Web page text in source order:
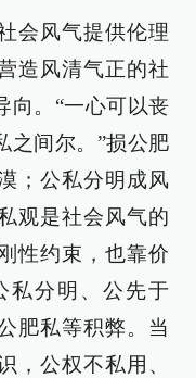
会风气提供伦理
造风清气正的社
向。“一心可以丧
之间尔。”损公肥
；公私分明成风
观是社会风气的
性约束，也靠价
私分明、公先于
肥私等积弊。当
，公权不私用、